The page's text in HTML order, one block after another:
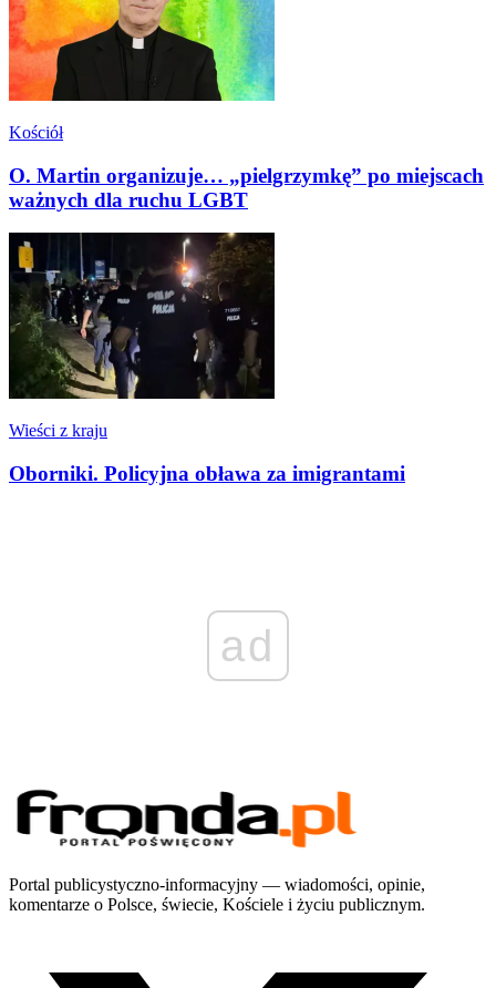
Kościół
O. Martin organizuje… „pielgrzymkę” po miejscach
ważnych dla ruchu LGBT
Wieści z kraju
Oborniki. Policyjna obława za imigrantami
ad
Portal publicystyczno-informacyjny — wiadomości, opinie,
komentarze o Polsce, świecie, Kościele i życiu publicznym.